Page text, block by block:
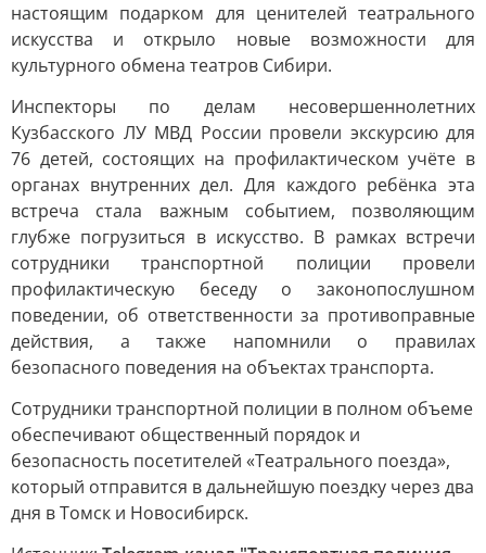
настоящим подарком для ценителей театрального
искусства и открыло новые возможности для
культурного обмена театров Сибири.
Инспекторы по делам несовершеннолетних
Кузбасского ЛУ МВД России провели экскурсию для
76 детей, состоящих на профилактическом учёте в
органах внутренних дел. Для каждого ребёнка эта
встреча стала важным событием, позволяющим
глубже погрузиться в искусство. В рамках встречи
сотрудники транспортной полиции провели
профилактическую беседу о законопослушном
поведении, об ответственности за противоправные
действия, а также напомнили о правилах
безопасного поведения на объектах транспорта.
Сотрудники транспортной полиции в полном объеме
обеспечивают общественный порядок и
безопасность посетителей «Театрального поезда»,
который отправится в дальнейшую поездку через два
дня в Томск и Новосибирск.